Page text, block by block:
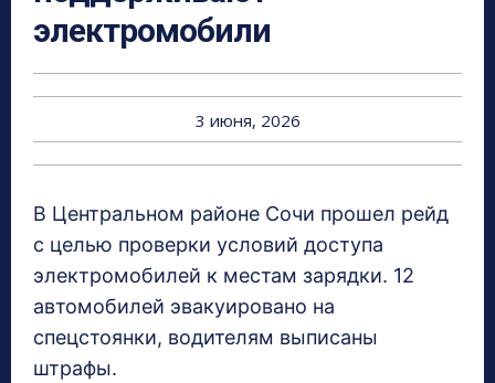
электромобили
3 июня, 2026
В Центральном районе Сочи прошел рейд
с целью проверки условий доступа
электромобилей к местам зарядки. 12
автомобилей эвакуировано на
спецстоянки, водителям выписаны
штрафы.